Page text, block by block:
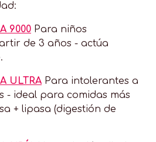
9000 Para niños
de 3 años - actúa
ULTRA Para intolerantes a
- ideal para comidas más
+ lipasa (digestión de